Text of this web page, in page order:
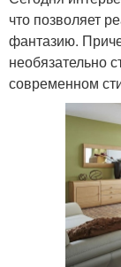
что позволяет
фантазию.
необязательно
современном